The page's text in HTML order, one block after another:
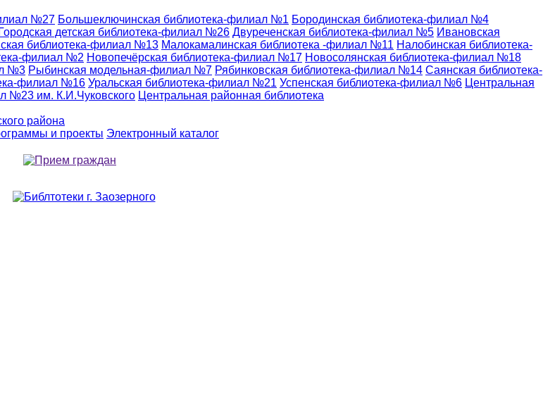
№27 Большеключинская библиотека-филиал №1 Бородинская библиотека-филиал №4
Городская детская библиотека-филиал №26 Двуреченская библиотека-филиал №5 Ивановская
библиотека-филиал №13 Малокамалинская библиотека -филиал №11 Налобинская библиотека-
филиал №2 Новопечёрская библиотека-филиал №17 Новосолянская библиотека-филиал №18
№3 Рыбинская модельная-филиал №7 Рябинковская библиотека-филиал №14 Саянская библиотека-
филиал №16 Уральская библиотека-филиал №21 Успенская библиотека-филиал №6 Центральная
№23 им. К.И.Чуковского Центральная районная библиотека
района
и проекты Электронный каталог